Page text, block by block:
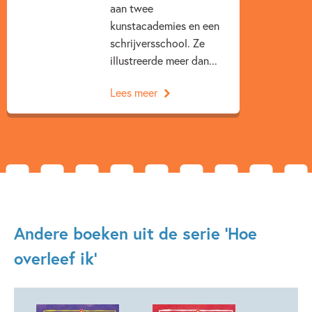
aan twee
kunstacademies en een
schrijversschool. Ze
illustreerde meer dan...
Lees meer
Andere boeken uit de serie 'Hoe
overleef ik'